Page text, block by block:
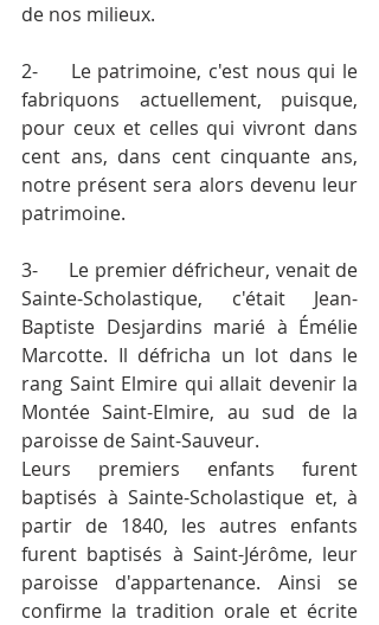
de nos milieux.
2-	Le patrimoine, c'est nous qui le
fabriquons actuellement, puisque,
pour ceux et celles qui vivront dans
cent ans, dans cent cinquante ans,
notre présent sera alors devenu leur
patrimoine.
3-	Le premier défricheur, venait de
Sainte-Scholastique, c'était Jean-
Baptiste Desjardins marié à Émélie
Marcotte. Il défricha un lot dans le
rang Saint­ Elmire qui allait devenir la
Montée Saint-Elmire, au sud de la
paroisse de Saint-Sauveur.
Leurs premiers enfants furent
baptisés à Sainte-Scholastique et, à
partir de 1840, les autres enfants
furent baptisés à Saint-Jérôme, leur
paroisse d'appartenance. Ainsi se
confirme la tradition orale et écrite